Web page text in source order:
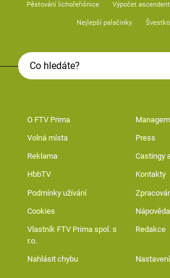
Pěstování lichořeřišnice Výpočet
Nejlepší palačinky
O FTV Prima
Volná místa Press
Reklama Castingy
HbbTV Kontakty
Podmínky užívání
Cookies Nápověda
Vlastník FTV Prima spol. s
r.o.
Redakce
Nahlásit chybu